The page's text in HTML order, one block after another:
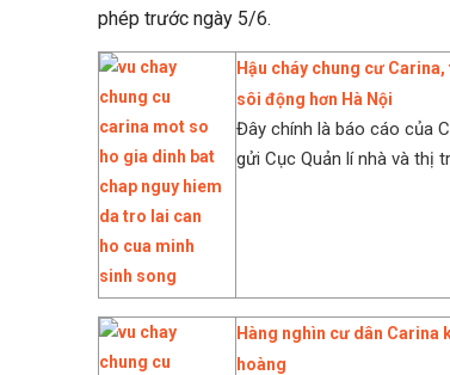
phép trước ngày 5/6.
Hậu cháy chung cư
sôi động hơn Hà Nội
Đây chính là báo cáo của
gửi Cục Quản lí nhà và thị
Hàng nghìn cư dân Carina
hoàng